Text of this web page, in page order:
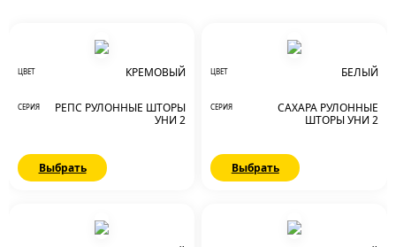
ЦВЕТ КРЕМОВЫЙ
СЕРИЯ
РЕПС РУЛОННЫЕ ШТОРЫ
УНИ 2
Выбрать
ЦВЕТ БЕЛЫЙ
СЕРИЯ
САХАРА РУЛОННЫЕ
ШТОРЫ УНИ 2
Выбрать